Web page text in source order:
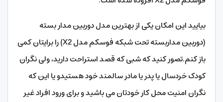
بیایید این امکان یکی از بهترین مدل دوربین مدار بسته
(دوربین مداربسته تحت شبکه فوسکم مدل X2) را برایتان کمی
باز کنم.تصور کنید که شبی که قصد استراحت دارید، ولی نگران
کودک خردسال یا پدر یا مادر سالمند خود هستیدو یا این که
نگران امنیت محل کار خودتان می باشید و برای ورود افراد غیر